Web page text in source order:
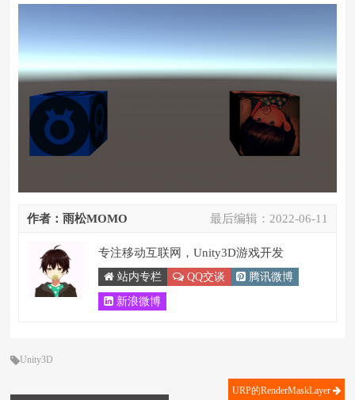
最后编辑： 2022-06-11
作者：雨松MOMO
专注移动互联网，Unity3D游戏开发
站内专栏 QQ交谈 腾讯微博
新浪微博
Unity3D
URP的RenderMaskLayer